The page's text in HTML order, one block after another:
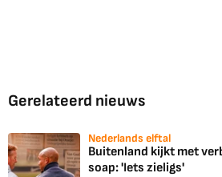
Gerelateerd nieuws
Nederlands elftal
Buitenland kijkt met
soap: 'Iets zieligs'